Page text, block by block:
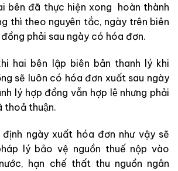
bên đã thực hiện xong hoàn thành
thì theo nguyên tắc, ngày trên biên
phải sau ngày có hóa đơn.
hai bên lập biên bản thanh lý khi
sẽ luôn có hóa đơn xuất sau ngày
lý hợp đồng vẫn hợp lệ nhưng phải
thoả thuận.
ngày xuất hóa đơn như vậy sẽ
lý bảo vệ nguồn thuế nộp vào
hạn chế thất thu nguồn ngân